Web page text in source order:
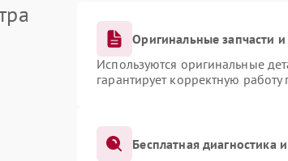
Оригинальные запчасти
Используются оригинальные
гарантирует корректную
Бесплатная диагностика